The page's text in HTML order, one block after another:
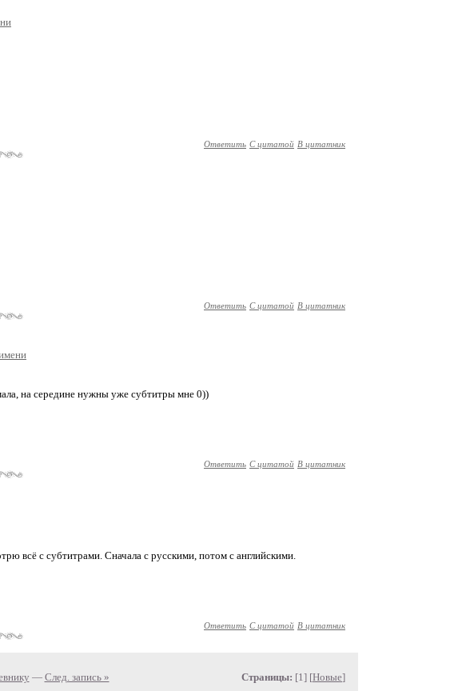
Ответить С цитатой В цитатник
Ответить С цитатой В цитатник
на середине нужны уже субтитры мне 0))
Ответить С цитатой В цитатник
всё с субтитрами. Сначала с русскими, потом с английскими.
Ответить С цитатой В цитатник
— След. запись » Страницы: [1] [Новые]